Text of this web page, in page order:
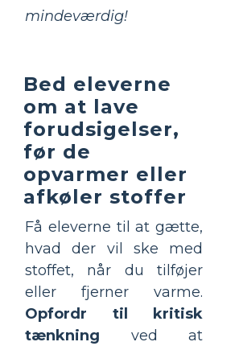
mindeværdig!
Bed eleverne
om at lave
forudsigelser,
før de
opvarmer eller
afkøler stoffer
Få eleverne til at gætte,
hvad der vil ske med
stoffet, når du tilføjer
eller fjerner varme.
Opfordr til kritisk
tænkning ved at